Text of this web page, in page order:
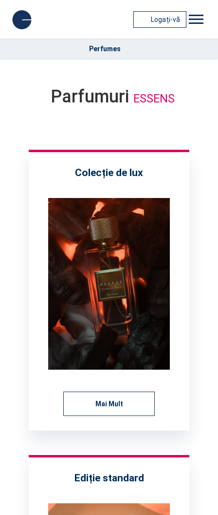
Logați-vă
Perfumes
Parfumuri ESSENS
Colecție de lux
Mai Mult
Ediție standard